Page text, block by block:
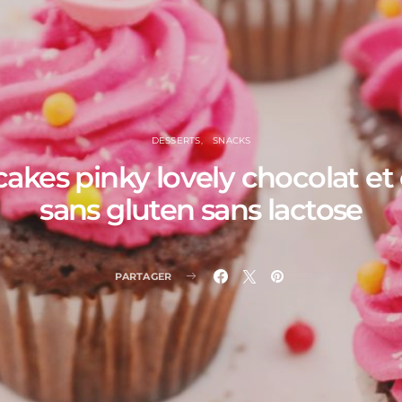
DESSERTS SNACKS
pinky lovely chocolat et
sans gluten sans lactose
PARTAGER